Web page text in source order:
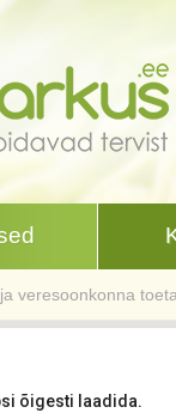
veresoonkonna
õigesti laadida.